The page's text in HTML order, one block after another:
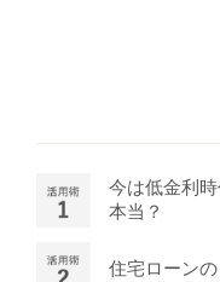
今は低金利
本当？
住宅ローン